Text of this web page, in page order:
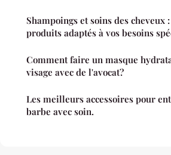
Shampoings et soins des cheveux
produits adaptés à vos besoins
Comment faire un masque
visage avec de l'avocat?
Les meilleurs accessoires pour
barbe avec soin.